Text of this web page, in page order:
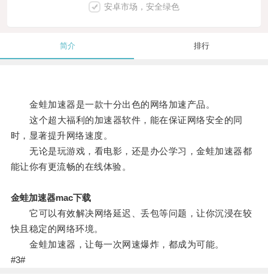
安卓市场，安全绿色
简介 排行
金蛙加速器是一款十分出色的网络加速产品。
这个超大福利的加速器软件，能在保证网络安全的同
时，显著提升网络速度。
无论是玩游戏，看电影，还是办公学习，金蛙加速器都
能让你有更流畅的在线体验。
金蛙加速器mac下载
它可以有效解决网络延迟、丢包等问题，让你沉浸在较
快且稳定的网络环境。
金蛙加速器，让每一次网速爆炸，都成为可能。
#3#